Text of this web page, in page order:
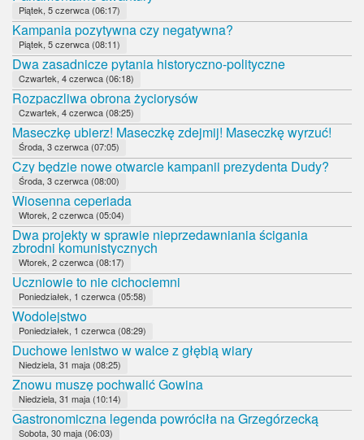
Piątek, 5 czerwca (06:17)
Kampania pozytywna czy negatywna?
Piątek, 5 czerwca (08:11)
Dwa zasadnicze pytania historyczno-polityczne
Czwartek, 4 czerwca (06:18)
Rozpaczliwa obrona życiorysów
Czwartek, 4 czerwca (08:25)
Maseczkę ubierz! Maseczkę zdejmij! Maseczkę wyrzuć!
Środa, 3 czerwca (07:05)
Czy będzie nowe otwarcie kampanii prezydenta Dudy?
Środa, 3 czerwca (08:00)
Wiosenna ceperiada
Wtorek, 2 czerwca (05:04)
Dwa projekty w sprawie nieprzedawniania ścigania
zbrodni komunistycznych
Wtorek, 2 czerwca (08:17)
Uczniowie to nie cichociemni
Poniedziałek, 1 czerwca (05:58)
Wodolejstwo
Poniedziałek, 1 czerwca (08:29)
Duchowe lenistwo w walce z głębią wiary
Niedziela, 31 maja (08:25)
Znowu muszę pochwalić Gowina
Niedziela, 31 maja (10:14)
Gastronomiczna legenda powróciła na Grzegórzecką
Sobota, 30 maja (06:03)